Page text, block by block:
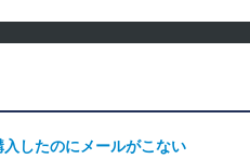
入したのにメールがこない